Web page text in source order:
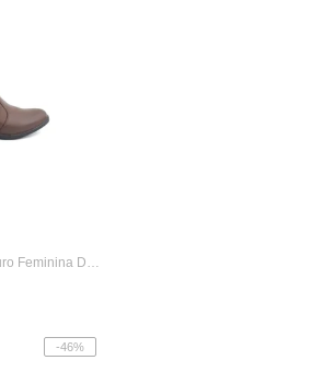
Bota Montaria em Couro Feminina Detalhe ...
-46%